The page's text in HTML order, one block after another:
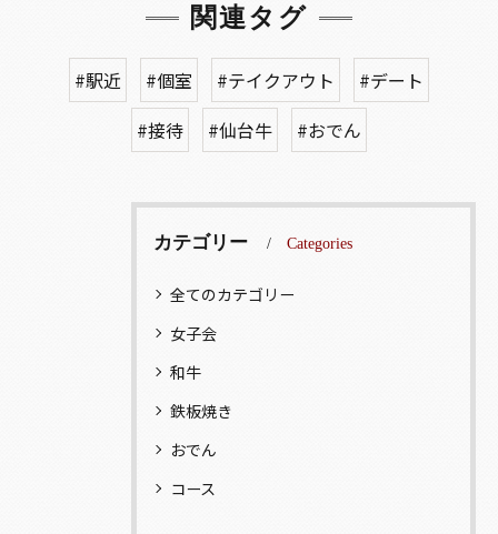
関連タグ
#駅近 #個室 #テイクアウト
#デート
#接待
#仙台牛 #おでん
カテゴリー Categories
全てのカテゴリー
女子会
和牛
鉄板焼き
おでん
コース